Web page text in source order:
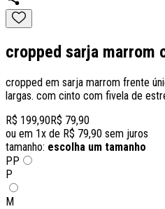
cropped sarja marrom
cropped em sarja marrom frente
largas. com cinto com fivela de
R$ 199,90R$ 79,90
ou em 1x de R$ 79,90 sem juros
tamanho: escolha um tamanho
PP
P
M